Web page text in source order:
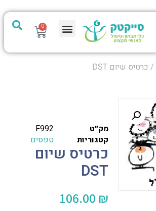
0
/ כרטיס שיום DST
מק״ט
F992
קטגוריות
טפסים
כרטיס שיום
DST
106.00 ₪